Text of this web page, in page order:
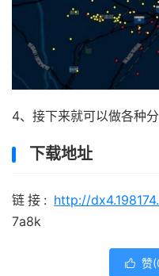
4、接下来就可以做各种分
下载地址
链接: http://
7a8k
 赞(